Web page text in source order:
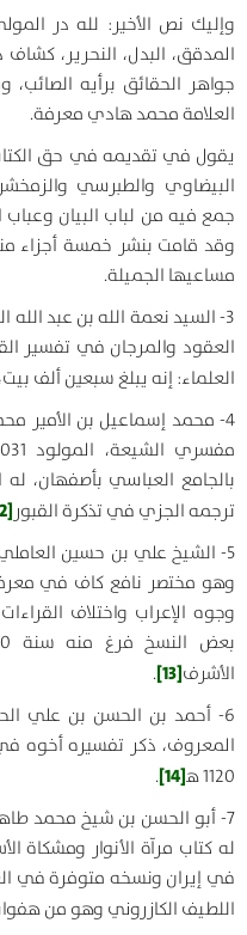
وإليك نص الأخير: لله در
المدقق، البدل، النحرير،
جواهر الحقائق برأيه الصائب،
العلامة محمد هادي معرفة.
يقول في تقديمه في حق
البيضاوي والطبرسي
جمع فيه من لباب البيان وعباب
وقد قامت بنشر خمسة أجزاء
مساعيها الجميلة.
العقود والمرجان في تفسير
العلماء: إنه يبلغ سبعين ألف بيت،
4- محمد إسماعيل بن الأمير
بالجامع العباسي بأصفهان،
ترجمه الجزي في تذكرة القبور[12]
5- الشيخ علي بن حسين
وهو مختصر نافع كاف في
الأشرف[13]
.
6- أحمد بن الحسن بن علي
المعروف، ذكر تفسيره أخوه
1120 ه‍
[14]
.
7- أبو الحسن بن شيخ محمد
له كتاب مرآة الأنوار ومشكاة
في إيران ونسخه متوفرة في
اللطيف الكازروني وهو من